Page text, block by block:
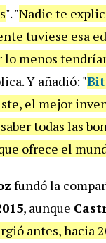
". "Nadie te
tuviese esa
lo menos
Y añadió: "
el mejor
todas las
ofrece el
fundó la
, aunque
antes, hacia